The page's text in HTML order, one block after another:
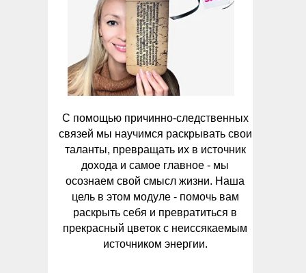
С помощью причинно-следственных
связей мы научимся раскрывать свои
таланты, превращать их в источник
дохода и самое главное - мы
осознаем свой смысл жизни. Наша
цель в этом модуле - помочь вам
раскрыть себя и превратиться в
прекрасный цветок с неиссякаемым
источником энергии.